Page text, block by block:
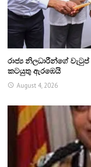
රාජ්‍ය නිලධාරීන්ගේ
කටයුතු ඇරඹෙයි
August 4, 2026